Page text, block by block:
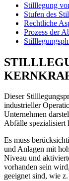
Stilllegung
Stufen des
Rechtliche
Prozess der
Dieser
industrieller
Unternehmen
Abfälle spezialisiert
Es muss
und Anlagen mit
Niveau und
vorhanden sein
geeignet sind, wie